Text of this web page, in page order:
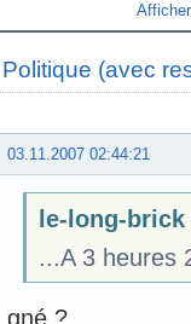
Politique (avec
03.11.2007 02:44:21
le-long-
...A 3 heures
gné ?